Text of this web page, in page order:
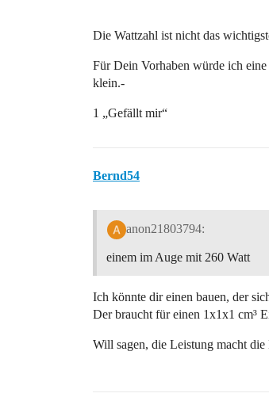
Die Wattzahl ist nicht das
Für Dein Vorhaben würde ich
klein.-
1 „Gefällt mir“
Bernd54
anon21803794:
einem im Auge mit 260 Watt
Ich könnte dir einen bauen, der
Der braucht für einen 1x1x1 cm³
Will sagen, die Leistung macht